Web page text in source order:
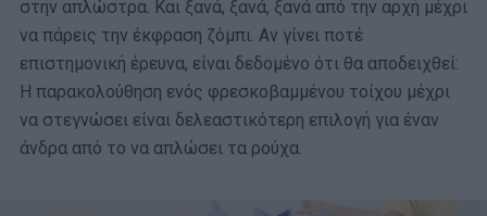
στην απλώστρα. Και ξανά, ξανά, ξανά από την αρχή μέχρι
να πάρεις την έκφραση ζόμπι. Αν γίνει ποτέ
επιστημονική έρευνα, είναι δεδομένο ότι θα αποδειχθεί:
H παρακολούθηση ενός φρεσκοβαμμένου τοίχου μέχρι
να στεγνώσει είναι δελεαστικότερη επιλογή για έναν
άνδρα από το να απλώσει τα ρούχα.